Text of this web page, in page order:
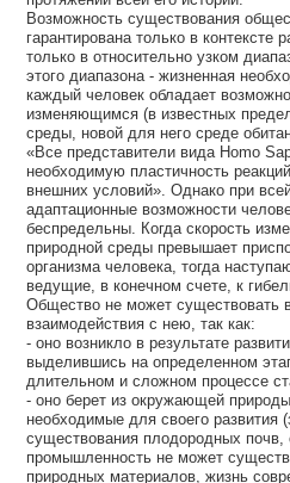
Возможность существования
гарантирована только в контексте
только в относительно узком
этого диапазона - жизненная
каждый человек обладает
изменяющимся (в известных
среды, новой для него среде
«Все представители вида Homo
необходимую пластичность
внешних условий». Однако при
адаптационные возможности
беспредельны. Когда скорость
природной среды превышает
организма человека, тогда
ведущие, в конечном счете, к
Общество не может существовать
взаимодействия с нею, так как:
- оно возникло в результате
выделившись на определенном
длительном и сложном процессе
- оно берет из окружающей
необходимые для своего развития
существования плодородных почв,
промышленность не может
природных материалов, жизнь